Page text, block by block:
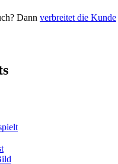
Dann verbreitet die Kunde